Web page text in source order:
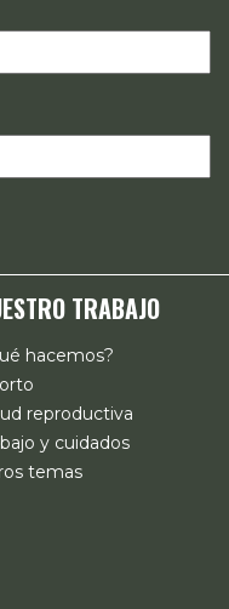
TRABAJO
hacemos?
reproductiva
y cuidados
temas